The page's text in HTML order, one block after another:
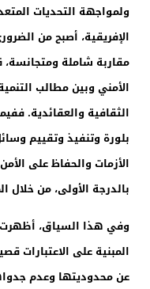
ولمواجهة التحديات
الإفريقية، أصبح من
مقاربة شاملة
الأمني وبين مطالب
الثقافية والعقائدية.
بلورة وتنفيذ وتقييم
الأزمات والحفاظ على
بالدرجة الأولى، من خلال
وفي هذا السياق، أظهرت
المبنية على الاعتبارات
عن محدوديتها وعدم